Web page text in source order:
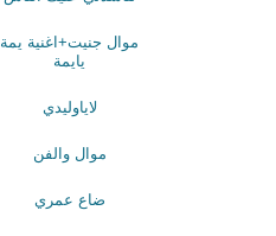
موال جنيت+اغنية يمة
يايمة
لاياوليدي
موال والفن
ضاع عمري